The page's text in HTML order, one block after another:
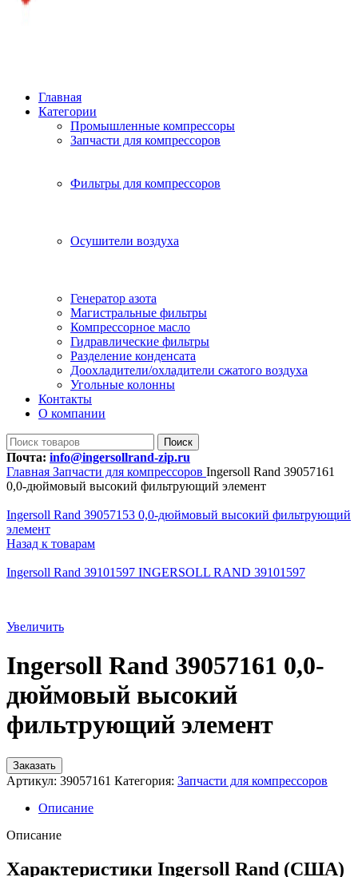
Главная
Категории
Промышленные компрессоры
Запчасти для компрессоров
Фильтры для компрессоров
Осушители воздуха
Генератор азота
Магистральные фильтры
Компрессорное масло
Гидравлические фильтры
Разделение конденсата
Доохладители/охладители сжатого воздуха
Угольные колонны
Контакты
О компании
Поиск
Почта: info@ingersollrand-zip.ru
Главная Запчасти для компрессоров Ingersoll Rand 39057161
0,0-дюймовый высокий фильтрующий элемент
Ingersoll Rand 39057153 0,0-дюймовый высокий фильтрующий
элемент
Назад к товарам
Ingersoll Rand 39101597 INGERSOLL RAND 39101597
Увеличить
Ingersoll Rand 39057161 0,0-
дюймовый высокий
фильтрующий элемент
Заказать
Артикул: 39057161 Категория: Запчасти для компрессоров
Описание
Описание
Характеристики Ingersoll Rand (США)